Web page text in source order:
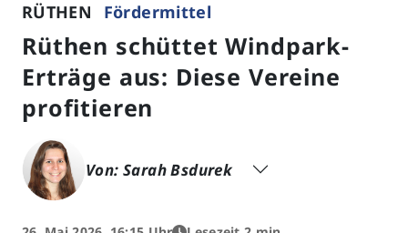
RÜTHEN Fördermittel
Rüthen schüttet Windpark-
Erträge aus: Diese Vereine
profitieren
Von: Sarah Bsdurek